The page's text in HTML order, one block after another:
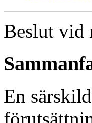
Beslut vid
En